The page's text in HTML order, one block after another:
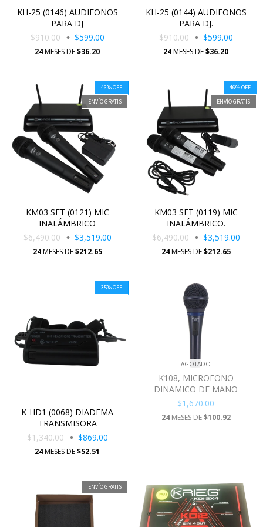
KH-25 (0146) AUDIFONOS
PARA DJ
$910.00
$599.00
24MESES DE$36.20
KH-25 (0144) AUDIFONOS
PARA DJ.
$910.00
$599.00
24MESES DE$36.20
46%OFF
ENVÍO GRATIS
KM03 SET (0121) MIC
INALÁMBRICO
$6,490.00
$3,519.00
24MESES DE$212.65
46%OFF
ENVÍO GRATIS
KM03 SET (0119) MIC
INALÁMBRICO.
$6,490.00
$3,519.00
24MESES DE$212.65
35%OFF
K-HD1 (0068) DIADEMA
TRANSMISORA
$1,340.00
$869.00
24MESES DE$52.51
AGOTADO
K108, MICROFONO
DINAMICO DE MANO
$1,670.00
24MESES DE$100.92
ENVÍO GRATIS